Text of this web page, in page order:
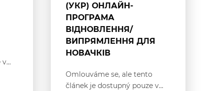
(УКР) ОНЛАЙН-
ПРОГРАМА
ВІДНОВЛЕННЯ/
ВИПРЯМЛЕННЯ ДЛЯ
НОВАЧКІВ
Omlouváme se, ale tento
článek je dostupný pouze v...